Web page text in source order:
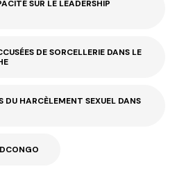
SUR LE LEADERSHIP
DE SORCELLERIE DANS LE
DU HARCÈLEMENT SEXUEL DANS